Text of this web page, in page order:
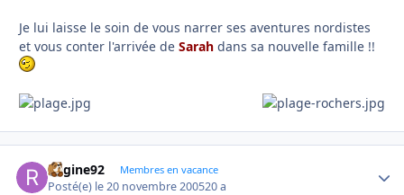
Je lui laisse le soin de vous narrer ses aventures nordistes
et vous conter l'arrivée de Sarah dans sa nouvelle famille !!
Regine92 Membres en vacance
Posté(e) le 20 novembre 200520 a